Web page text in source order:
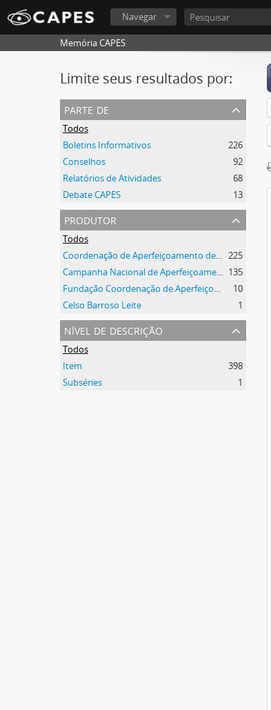
Navegar
Memória CAPES
Limite seus resultados por:
parte de
Todos
Boletins Informativos
226
Conselhos
92
Relatórios de Atividades
68
Debate CAPES
13
produtor
Todos
Coordenação de Aperfeiçoamento de Pessoal de Nível Superior (CAPES) 225
Campanha Nacional de Aperfeiçoamento de Pessoal de Nível Superior (CAPES) 135
Fundação Coordenação de Aperfeiçoamento de Pessoal de Nível Superior (CAPES)
10
Celso Barroso Leite
1
nível de descrição
Todos
Item
398
Subséries
1